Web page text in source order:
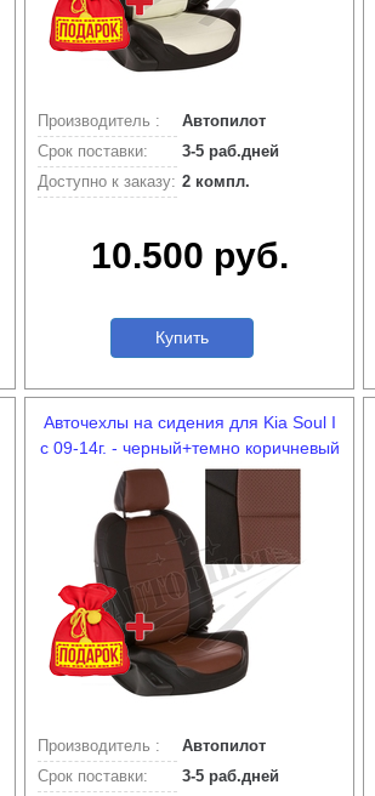
Производитель :
Автопилот
Срок поставки:
3-5 раб.дней
Доступно к заказу: 2 компл.
10.500 руб.
Купить
Авточехлы на сидения для Kia Soul I
с 09-14г. - черный+темно коричневый
Производитель :
Автопилот
Срок поставки:
3-5 раб.дней